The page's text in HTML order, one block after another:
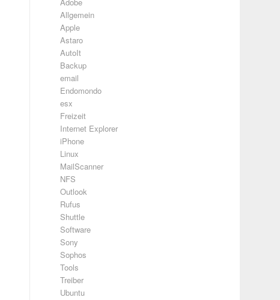
Allgemein
Apple
Astaro
AutoIt
Backup
email
Endomondo
esx
Freizeit
Internet Explorer
iPhone
Linux
MailScanner
NFS
Outlook
Rufus
Shuttle
Software
Sony
Sophos
Tools
Treiber
Ubuntu